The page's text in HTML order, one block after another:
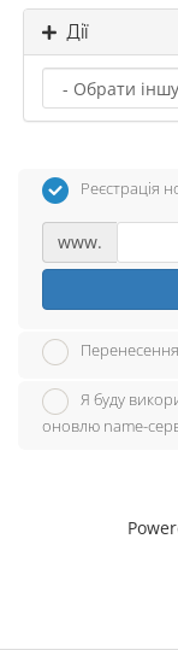
Дії
Реєстрація
www.
Я буду
оновлю name-